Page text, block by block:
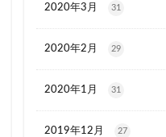
2020年3月 31
2020年2月 29
2020年1月 31
2019年12月 27